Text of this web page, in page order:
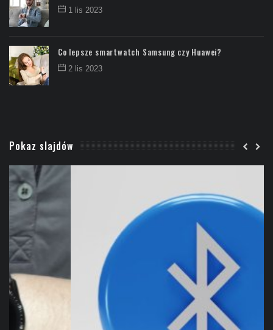
1 lis 2023
Co lepsze smartwatch Samsung czy Huawei?
2 lis 2023
Pokaz slajdów